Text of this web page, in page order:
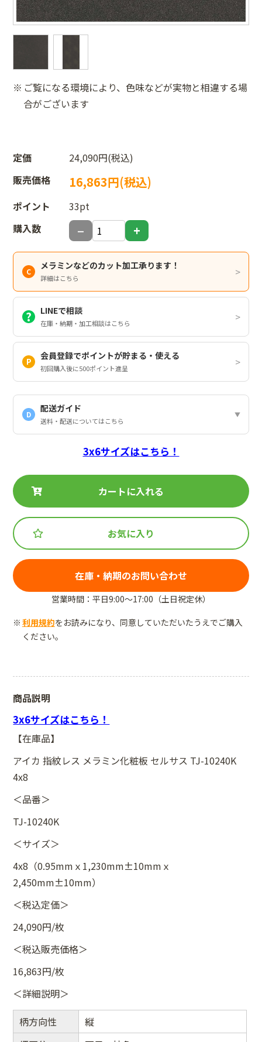
ご覧になる環境により、色味などが実物と相違する場
合がございます
定価
24,090円(税込)
販売価格
16,863円(税込)
ポイント
33pt
購入数
メラミンなどのカット加工承ります！
詳細はこちら
LINEで相談
在庫・納期・加工相談はこちら
会員登録でポイントが貯まる・使える
初回購入後に500ポイント進呈
D
配送ガイド
送料・配送についてはこちら
3x6サイズはこちら！
カートに入れる
お気に入り
在庫・納期のお問い合わせ
営業時間：平日9:00～17:00（土日祝定休）
利用規約をお読みになり、同意していただいたうえでご購入
ください。
商品説明
3x6サイズはこちら！
【在庫品】
アイカ 指紋レス メラミン化粧板 セルサス TJ-10240K
4x8
＜品番＞
TJ-10240K
＜サイズ＞
4x8（0.95mmｘ1,230mm±10mmｘ
2,450mm±10mm）
＜税込定価＞
24,090円/枚
＜税込販売価格＞
16,863円/枚
＜詳細説明＞
柄方向性
縦